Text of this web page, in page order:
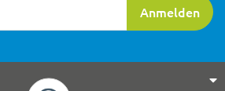
Anmelden